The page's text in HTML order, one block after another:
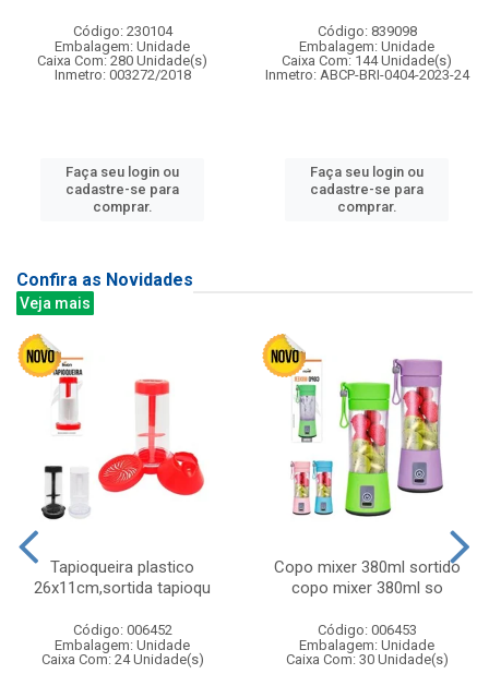
Código: 230104
Embalagem: Unidade
Caixa Com: 280 Unidade(s)
Inmetro: 003272/2018
Faça seu login ou
cadastre-se para
comprar.
Código: 839098
Embalagem: Unidade
Caixa Com: 144 Unidade(s)
Inmetro: ABCP-BRI-0404-2023-24
Faça seu login ou
cadastre-se para
comprar.
Confira as Novidades
Veja mais
Tapioqueira plastico
26x11cm,sortida tapioqu
Código: 006452
Embalagem: Unidade
Caixa Com: 24 Unidade(s)
Copo mixer 380ml sortido
copo mixer 380ml so
Código: 006453
Embalagem: Unidade
Caixa Com: 30 Unidade(s)